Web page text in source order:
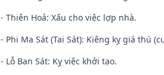
- Thiên Hoả: Xấu cho việc lợp nhà.
- Phi Ma Sát (Tai Sát): Kiêng kỵ giá thú
- Lỗ Ban Sát: Kỵ việc khởi tạo.